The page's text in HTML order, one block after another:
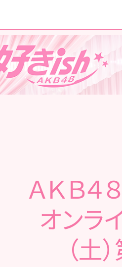
ＡＫＢ４
オンラ
（土